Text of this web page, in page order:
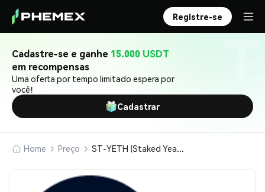
Registre-se
Cadastre-se e ganhe 15.000 USDT
em recompensas
Uma oferta por tempo limitado espera por
você!
Cadastrar
Home Preço ST-YETH (Staked Yearn Ether)